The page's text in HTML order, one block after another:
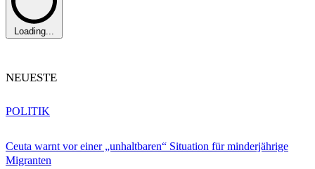
Loading...
NEUESTE
Ceuta warnt vor einer „unhaltbaren“ Situation für minderjährige
Migranten
POLITIK